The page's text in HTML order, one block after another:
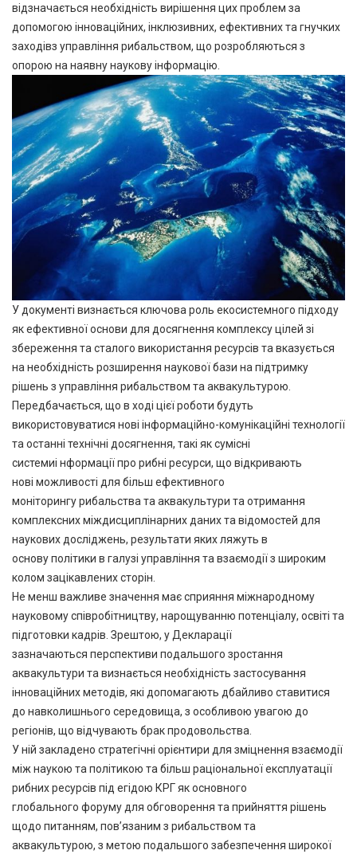
відзначається необхідність вирішення цих проблем за
допомогою інноваційних, інклюзивних, ефективних та гнучких
заходівз управління рибальством, що розробляються з
опорою на наявну наукову інформацію.
У документі визнається ключова роль екосистемного підходу
як ефективної основи для досягнення комплексу цілей зі
збереження та сталого використання ресурсів та вказується
на необхідність розширення наукової бази на підтримку
рішень з управління рибальством та аквакультурою.
Передбачається, що в ході цієї роботи будуть
використовуватися нові інформаційно-комунікаційні технології
та останні технічні досягнення, такі як сумісні
системиі нформації про рибні ресурси, що відкривають
нові можливості для більш ефективного
моніторингу рибальства та аквакультури та отримання
комплексних міждисциплінарних даних та відомостей для
наукових досліджень, результати яких ляжуть в
основу політики в галузі управління та взаємодії з широким
колом зацікавлених сторін.
Не менш важливе значення має сприяння міжнародному
науковому співробітництву, нарощуванню потенціалу, освіті та
підготовки кадрів. Зрештою, у Декларації
зазначаються перспективи подальшого зростання
аквакультури та визнається необхідність застосування
інноваційних методів, які допомагають дбайливо ставитися
до навколишнього середовища, з особливою увагою до
регіонів, що відчувають брак продовольства.
У ній закладено стратегічні орієнтири для зміцнення взаємодії
між наукою та політикою та більш раціональної експлуатації
рибних ресурсів під егідою КРГ як основного
глобального форуму для обговорення та прийняття рішень
щодо питанням, пов’язаним з рибальством та
аквакультурою, з метою подальшого забезпечення широкої